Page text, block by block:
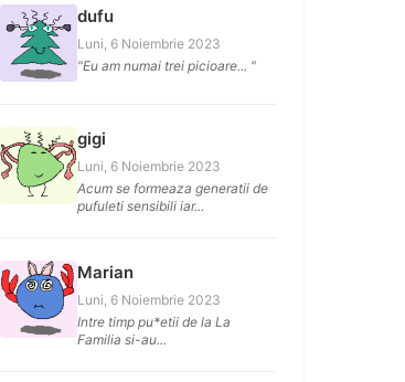
dufu
Luni, 6 Noiembrie 2023
"Eu am numai trei picioare... "
gigi
Luni, 6 Noiembrie 2023
Acum se formeaza generatii de
pufuleti sensibili iar...
Marian
Luni, 6 Noiembrie 2023
Intre timp pu*etii de la La
Familia si-au...